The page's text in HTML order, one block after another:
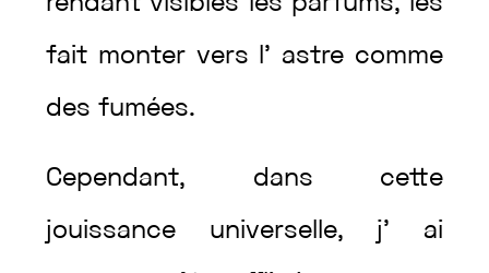
fait monter vers l’ astre comme
desfumées.
Cependant, dans cette
jouissance universelle, j’ ai